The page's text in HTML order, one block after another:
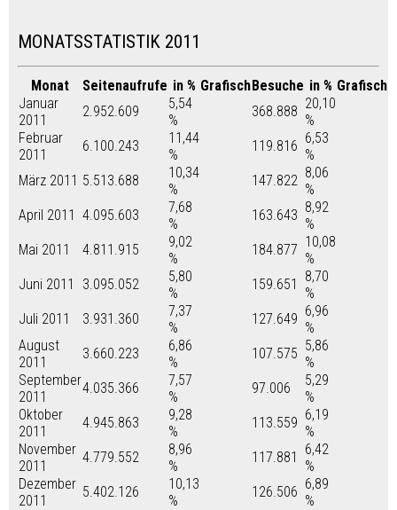
MONATSSTATISTIK 2011
Monat Seitenaufrufe in % GrafischBesuche in % Grafisch
Januar
2011
2.952.609
5,54
%
368.888 20,10
%
Februar
2011
6.100.243
11,44
%
119.816 6,53
%
März 2011 5.513.688
10,34
%
147.822 8,06
%
April 2011 4.095.603
7,68
%
163.643 8,92
%
Mai 2011
4.811.915
9,02
%
184.877 10,08
%
Juni 2011
3.095.052
5,80
%
159.651
8,70
%
Juli 2011
3.931.360
7,37
%
127.649 6,96
%
August
2011
3.660.223
6,86
%
107.575 5,86
%
September
2011
4.035.366
7,57
%
97.006
5,29
%
Oktober
2011
4.945.863
9,28
%
113.559 6,19
%
November
2011
4.779.552
8,96
%
117.881
6,42
%
Dezember
2011
5.402.126
10,13
%
126.506 6,89
%